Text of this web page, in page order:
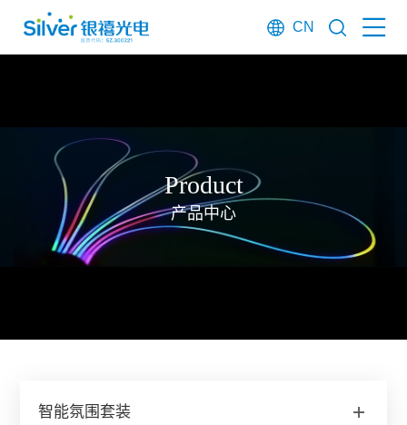
CN
Product
产品中心
智能氛围套装